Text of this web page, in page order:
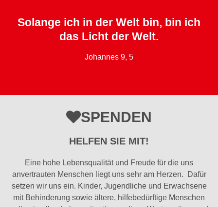
Solange ich in der Welt bin, bin ich
das Licht der Welt.
Johannes 9, 5
SPENDEN
HELFEN SIE MIT!
Eine hohe Lebensqualität und Freude für die uns
anvertrauten Menschen liegt uns sehr am Herzen. Dafür
setzen wir uns ein. Kinder, Jugendliche und Erwachsene
mit Behinderung sowie ältere, hilfebedürftige Menschen